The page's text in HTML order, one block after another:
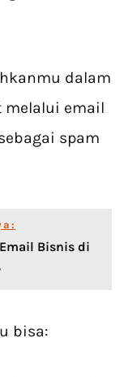
dalam
melalui email
spam
Bisnis di
bisa: